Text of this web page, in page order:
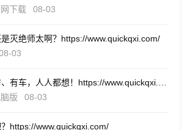
下载
08-03
灭绝师太啊？https://www.quickqxi.com/
03
版
08-03
https://www.quickqxi.com/